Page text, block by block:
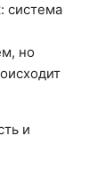
система
но
и